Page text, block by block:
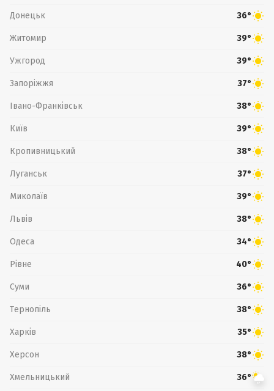
Донецьк 36°
Житомир 39°
Ужгород 39°
Запоріжжя 37°
Івано-Франківськ 38°
Київ 39°
Кропивницький 38°
Луганськ 37°
Миколаїв 39°
Львів 38°
Одеса 34°
Рівне 40°
Суми 36°
Тернопіль 38°
Харків 35°
Херсон 38°
Хмельницький 36°